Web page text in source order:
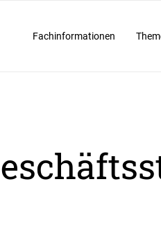
Fachinformationen